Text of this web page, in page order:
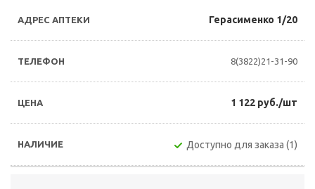
Герасименко 1/20
8(3822)21-31-90
1 122 руб./шт
Доступно для заказа (1)